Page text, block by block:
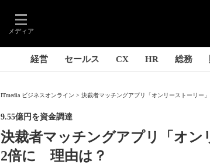
メディア
経営 セールス CX HR 総務
ITmedia ビジネスオンライン 決裁者マッチングアプリ「オンリーストーリー
決裁者マッチングアプリ「オン
2倍に 理由は？
9.55億円を資金調達